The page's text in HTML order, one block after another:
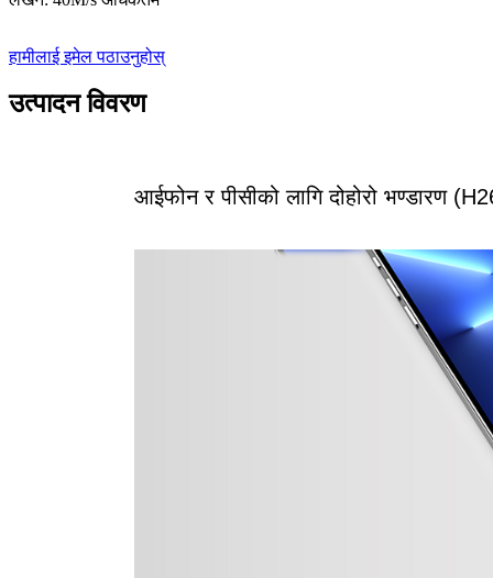
हामीलाई इमेल पठाउनुहोस्
उत्पादन विवरण
आईफोन र पीसीको लागि दोहोरो भण्डारण